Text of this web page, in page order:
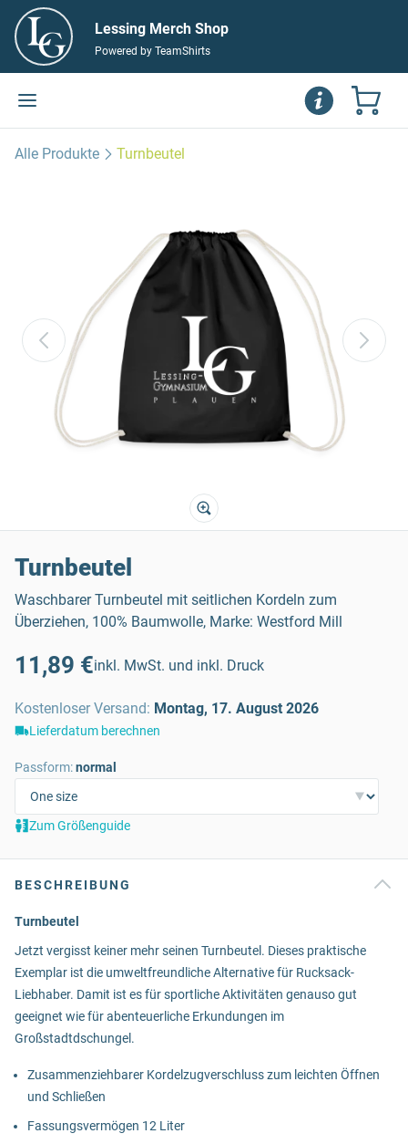
Lessing Merch Shop
Powered by TeamShirts
Alle Produkte Turnbeutel
Turnbeutel
Waschbarer Turnbeutel mit seitlichen Kordeln zum
Überziehen, 100% Baumwolle, Marke: Westford Mill
11,89 €inkl. MwSt. und inkl. Druck
Kostenloser Versand: Montag, 17. August 2026
Lieferdatum berechnen
Passform:normal
Zum Größenguide
BESCHREIBUNG
Turnbeutel
Jetzt vergisst keiner mehr seinen Turnbeutel. Dieses praktische
Exemplar ist die umweltfreundliche Alternative für Rucksack-
Liebhaber. Damit ist es für sportliche Aktivitäten genauso gut
geeignet wie für abenteuerliche Erkundungen im
Großstadtdschungel.
Zusammenziehbarer Kordelzugverschluss zum leichten Öffnen
und Schließen
Fassungsvermögen 12 Liter